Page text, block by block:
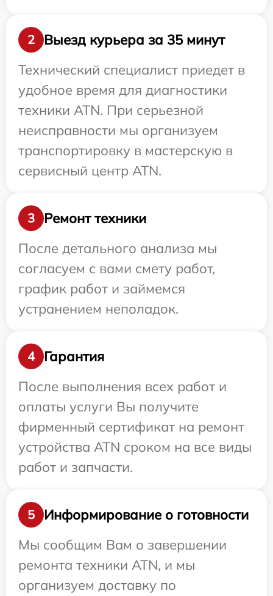
2
Выезд курьера за 35 минут
Технический специалист приедет в
удобное время для диагностики
техники ATN. При серьезной
неисправности мы организуем
транспортировку в мастерскую в
сервисный центр ATN.
3
Ремонт техники
После детального анализа мы
согласуем с вами смету работ,
график работ и займемся
устранением неполадок.
4
Гарантия
После выполнения всех работ и
оплаты услуги Вы получите
фирменный сертификат на ремонт
устройства ATN сроком на все виды
работ и запчасти.
5
Информирование о готовности
Мы сообщим Вам о завершении
ремонта техники ATN, и мы
организуем доставку по